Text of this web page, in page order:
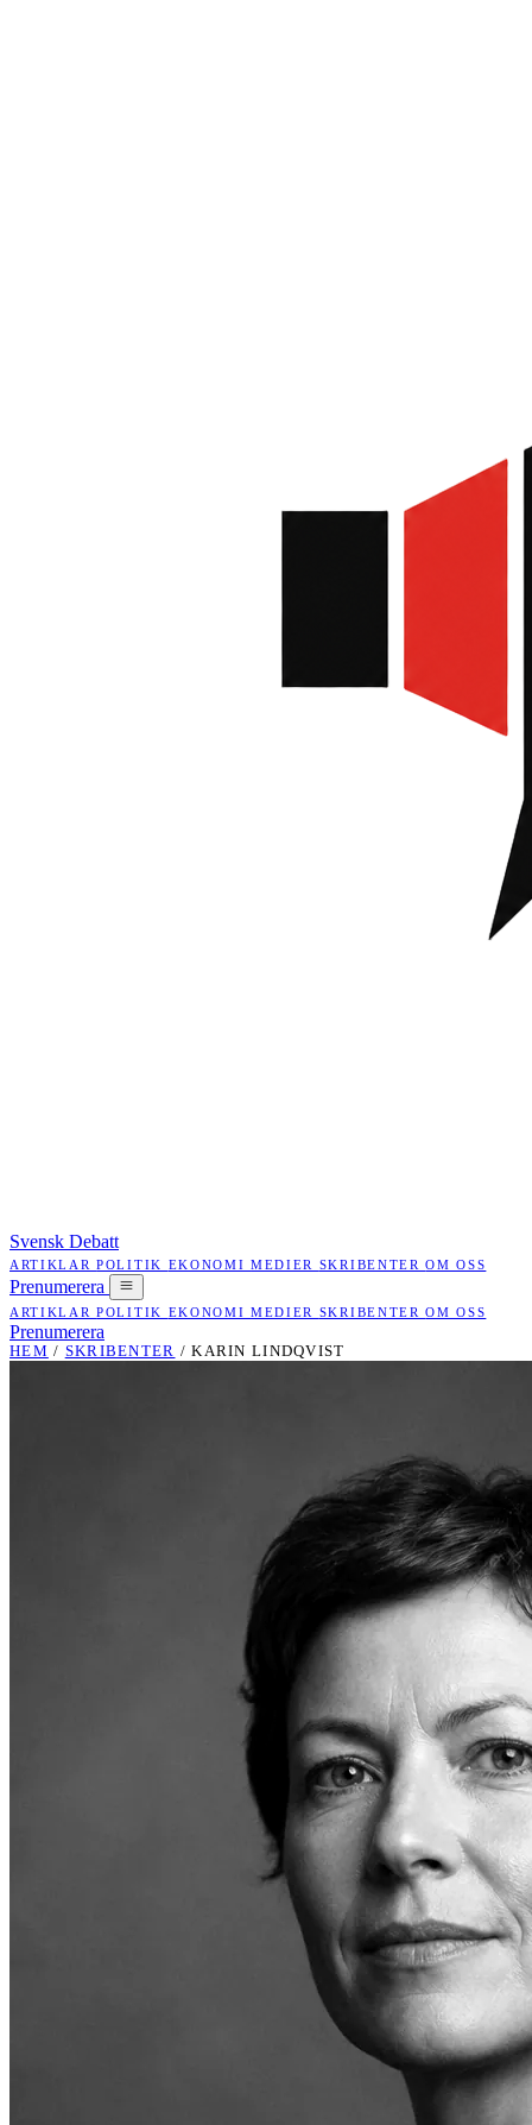
Svensk Debatt
ARTIKLARPOLITIK EKONOMIMEDIER SKRIBENTEROM OSS
Prenumerera
ARTIKLARPOLITIK EKONOMIMEDIER SKRIBENTEROM OSS
Prenumerera
HEM / SKRIBENTER / KARIN LINDQVIST